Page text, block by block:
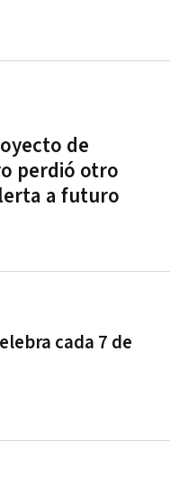
de
perdió otro
a futuro
cada 7 de